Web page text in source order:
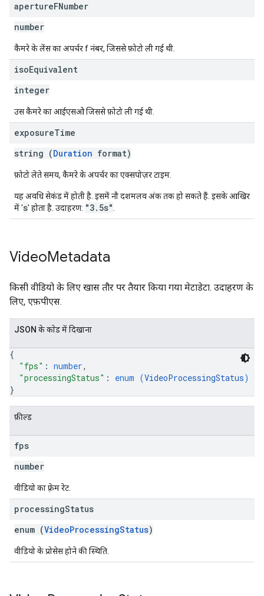
apertureFNumber
number
कैमरे के लेंस का अपर्चर f नंबर, जिससे फ़ोटो ली गई थी.
isoEquivalent
integer
उस कैमरे का आईएसओ जिससे फ़ोटो ली गई थी.
exposureTime
string (Duration format)
फ़ोटो लेते समय, कैमरे के अपर्चर का एक्सपोज़र टाइम.
यह अवधि सेकंड में होती है. इसमें नौ दशमलव अंक तक हो सकते हैं. इसके आखिर
में 's' होता है. उदाहरण: "3.5s"
VideoMetadata
किसी वीडियो के लिए खास तौर पर तैयार किया गया मेटाडेटा. उदाहरण के
लिए, एफ़पीएस.
JSON के काेड में दिखाना
{
"fps" : number,
"processingStatus" : enum (VideoProcessingStatus)
}
फ़ील्ड
fps
number
वीडियो का फ़्रेम रेट.
processingStatus
enum (VideoProcessingStatus)
वीडियो के प्रोसेस होने की स्थिति.